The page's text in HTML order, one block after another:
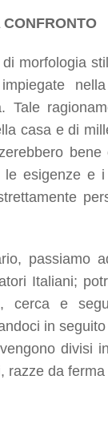
CONFRONTO
morfologia
Tale
casa e di
esigenze e
passiamo
Italiani;
cerca e
in
divisi
razze da ferma